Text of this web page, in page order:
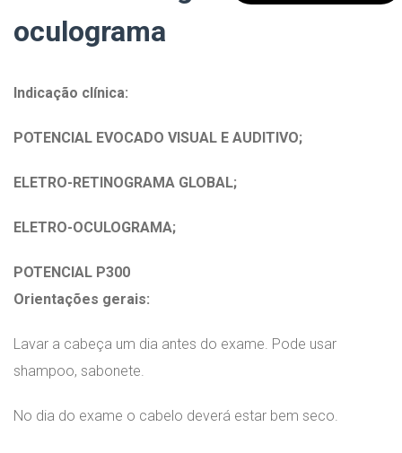
oculograma
Indicação clínica:
POTENCIAL EVOCADO VISUAL E AUDITIVO;
ELETRO-RETINOGRAMA GLOBAL;
ELETRO-OCULOGRAMA;
POTENCIAL P300
Orientações gerais:
Lavar a cabeça um dia antes do exame. Pode usar
shampoo, sabonete.
No dia do exame o cabelo deverá estar bem seco.